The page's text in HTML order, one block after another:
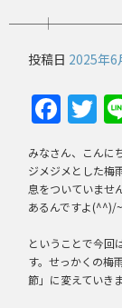
投稿日 2025年6
みなさん、こんに
ジメジメとした梅
息をついていませ
あるんですよ(^^)/
ということで今回
す。せっかくの梅
節」に変えていき